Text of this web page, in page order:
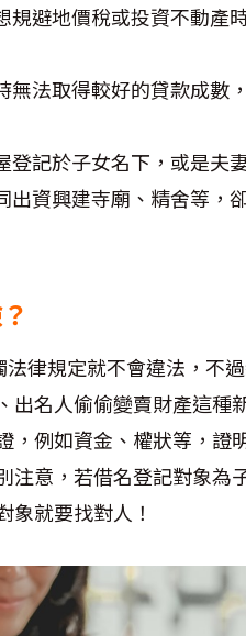
規避地價稅或投資不動產
無法取得較好的貸款成數
登記於子女名下，或是夫
出資興建寺廟、精舍等，
律規定就不會違法，不
出名人偷偷變賣財產這種
，例如資金、權狀等，證
注意，若借名登記對象為
象就要找對人！